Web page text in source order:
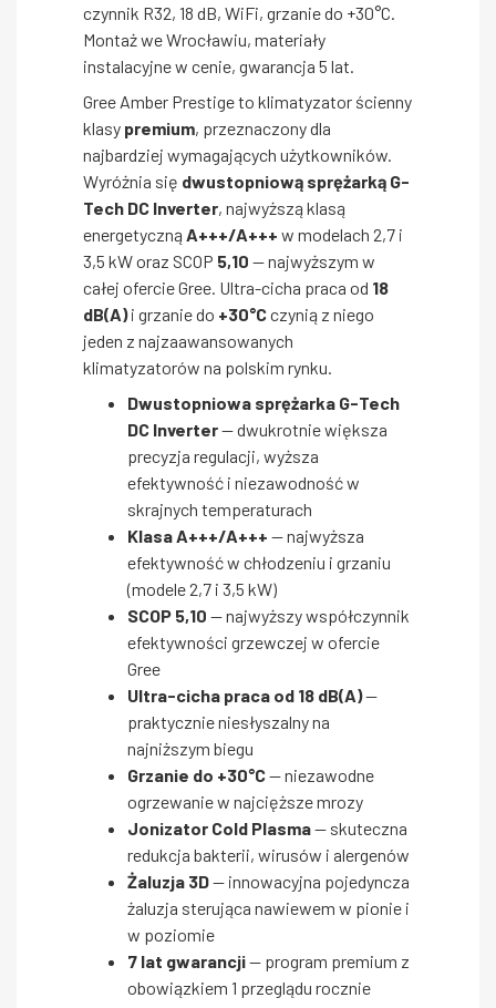
czynnik R32, 18 dB, WiFi, grzanie do +30°C.
Montaż we Wrocławiu, materiały
instalacyjne w cenie, gwarancja 5 lat.
Gree Amber Prestige to klimatyzator ścienny
klasy premium, przeznaczony dla
najbardziej wymagających użytkowników.
Wyróżnia się dwustopniową sprężarką G-
Tech DC Inverter, najwyższą klasą
energetyczną A+++/A+++ w modelach 2,7 i
3,5 kW oraz SCOP 5,10 — najwyższym w
całej ofercie Gree. Ultra-cicha praca od 18
dB(A)i grzanie do +30°Cczynią z niego
jeden z najzaawansowanych
klimatyzatorów na polskim rynku.
Dwustopniowa sprężarka G-Tech
DC Inverter— dwukrotnie większa
precyzja regulacji, wyższa
efektywność i niezawodność w
skrajnych temperaturach
Klasa A+++/A+++ — najwyższa
efektywność w chłodzeniu i grzaniu
(modele 2,7 i 3,5 kW)
SCOP 5,10 — najwyższy współczynnik
efektywności grzewczej w ofercie
Gree
Ultra-cicha praca od 18 dB(A)—
praktycznie niesłyszalny na
najniższym biegu
Grzanie do +30°C— niezawodne
ogrzewanie w najcięższe mrozy
Jonizator Cold Plasma— skuteczna
redukcja bakterii, wirusów i alergenów
Żaluzja 3D— innowacyjna pojedyncza
żaluzja sterująca nawiewem w pionie i
w poziomie
7 lat gwarancji— program premium z
obowiązkiem 1 przeglądu rocznie